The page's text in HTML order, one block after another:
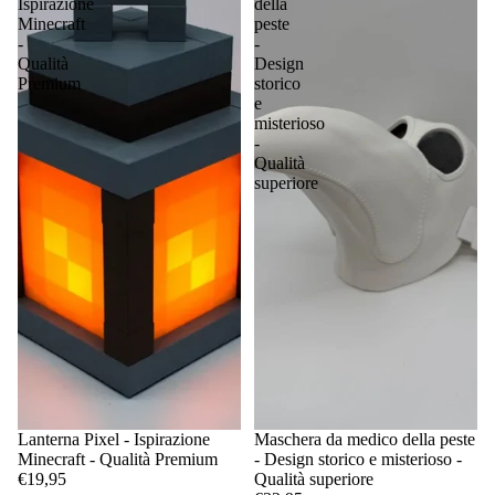
Ispirazione
Minecraft
-
Qualità
Premium
Lanterna Pixel - Ispirazione
Minecraft - Qualità Premium
€19,95
della
peste
-
Design
storico
e
misterioso
-
Qualità
superiore
Maschera da medico della peste
- Design storico e misterioso -
Qualità superiore